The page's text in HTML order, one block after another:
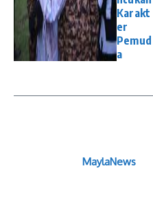
Karakt
er
Pemud
a
MaylaNews